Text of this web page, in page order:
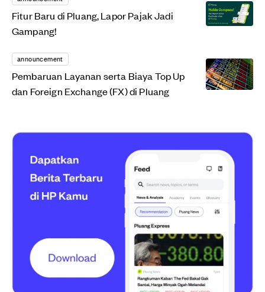
Fitur Baru di Pluang, Lapor Pajak Jadi
Gampang!
announcement
Pembaruan Layanan serta Biaya Top Up
dan Foreign Exchange (FX) di Pluang